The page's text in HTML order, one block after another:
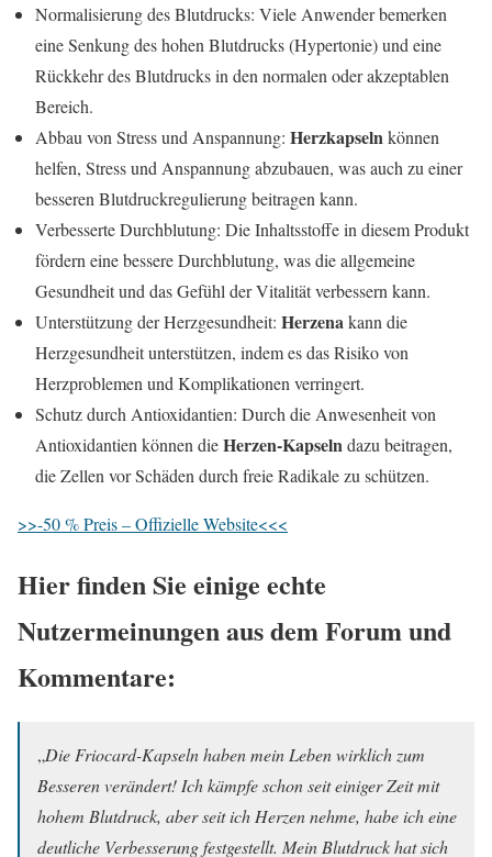
Normalisierung des Blutdrucks: Viele Anwender bemerken
eine Senkung des hohen Blutdrucks (Hypertonie) und eine
Rückkehr des Blutdrucks in den normalen oder akzeptablen
Bereich.
Abbau von Stress und Anspannung: Herzkapselnkönnen
helfen, Stress und Anspannung abzubauen, was auch zu einer
besseren Blutdruckregulierung beitragen kann.
Verbesserte Durchblutung: Die Inhaltsstoffe in diesem Produkt
fördern eine bessere Durchblutung, was die allgemeine
Gesundheit und das Gefühl der Vitalität verbessern kann.
Unterstützung der Herzgesundheit: Herzenakann die
Herzgesundheit unterstützen, indem es das Risiko von
Herzproblemen und Komplikationen verringert.
Schutz durch Antioxidantien: Durch die Anwesenheit von
Antioxidantien können dieHerzen-Kapselndazu beitragen,
die Zellen vor Schäden durch freie Radikale zu schützen.
>>-50 % Preis – Offizielle Website<<<
Hier finden Sie einige echte
Nutzermeinungen aus dem Forum und
Kommentare:
„Die Friocard-Kapseln haben mein Leben wirklich zum
Besseren verändert! Ich kämpfe schon seit einiger Zeit mit
hohem Blutdruck, aber seit ich Herzen nehme, habe ich eine
deutliche Verbesserung festgestellt. Mein Blutdruck hat sich